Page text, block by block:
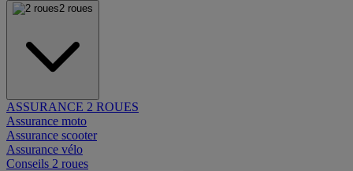
2 roues
ASSURANCE 2 ROUES
Assurance moto
Assurance scooter
Assurance vélo
Conseils 2 roues